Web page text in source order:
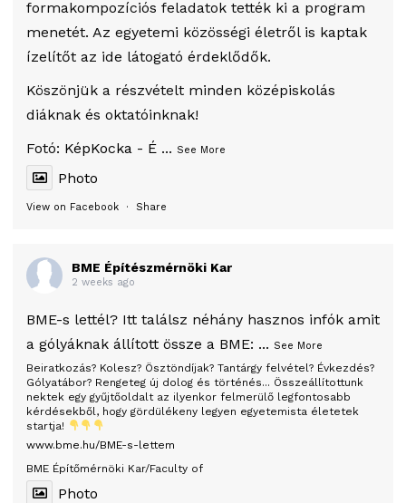
formakompozíciós feladatok tették ki a program
menetét. Az egyetemi közösségi életről is kaptak
ízelítőt az ide látogató érdeklődők.
Köszönjük a részvételt minden középiskolás
diáknak és oktatóinknak!
Fotó: KépKocka - É ... See More
Photo
View on Facebook · Share
BME Építészmérnöki Kar
2 weeks ago
BME-s lettél? Itt találsz néhány hasznos infók amit
a gólyáknak állított össze a BME:
Beiratkozás? Kolesz? Ösztöndíjak? Tantárgy felvétel? Évkezdés?
Gólyatábor? Rengeteg új dolog és történés... Összeállítottunk
nektek egy gyűjtőoldalt az ilyenkor felmerülő legfontosabb
kérdésekből, hogy gördülékeny legyen egyetemista életetek
startja!
www.bme.hu/BME-s-lettem
BME Építőmérnöki Kar/Faculty of
... See More
Photo